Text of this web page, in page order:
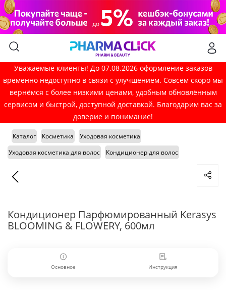
Уважаемые клиенты! До 07.08.2026 оформление заказов
временно недоступно в связи с улучшением. Совсем скоро мы
вернёмся с более низкими ценами, удобным обновлённым
сервисом и быстрой, доступной доставкой. Благодарим вас за
доверие и понимание!
Каталог Косметика
Уходовая косметика
Уходовая косметика для волос
Кондиционер для волос
Кондиционер Парфюмированный Kerasys
BLOOMING & FLOWERY, 600мл
Основное Инструкция